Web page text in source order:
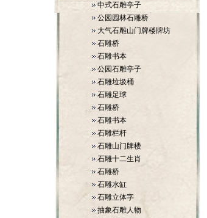
中式石雕亭子
公园园林石雕桥
大气石雕山门牌楼牌坊
石雕桥
石雕书本
公园石雕亭子
石雕垃圾桶
石雕足球
石雕桥
石雕书本
石雕栏杆
石雕山门牌楼
石雕十二生肖
石雕桥
石雕水缸
石雕立体字
抽象石雕人物